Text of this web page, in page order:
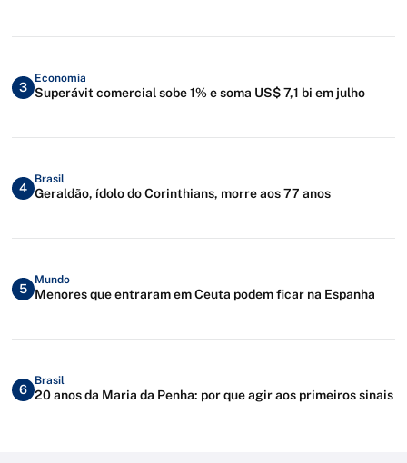
3
Economia
Superávit comercial sobe 1% e soma US$ 7,1 bi em julho
4
Brasil
Geraldão, ídolo do Corinthians, morre aos 77 anos
5
Mundo
Menores que entraram em Ceuta podem ficar na Espanha
6
Brasil
20 anos da Maria da Penha: por que agir aos primeiros sinais